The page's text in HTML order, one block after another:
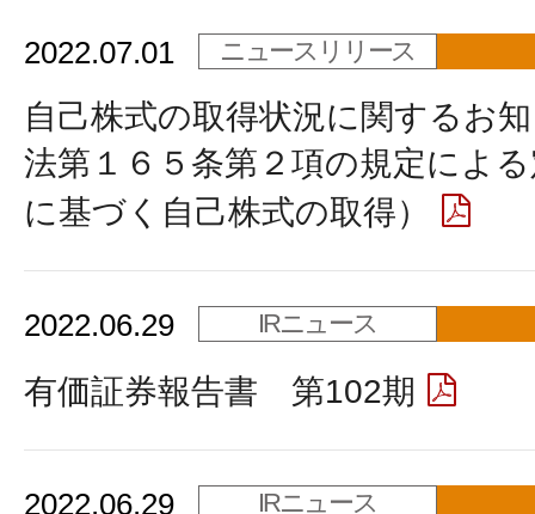
2022.07.01 ニュースリリース
自己株式の取得状況に関するお
法第１６５条第２項の規定によ
に基づく自己株式の取得）
2022.06.29 IRニュース
有価証券報告書 第102期
2022.06.29 IRニュース